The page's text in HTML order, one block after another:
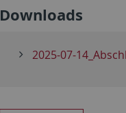
Downloads
2025-07-